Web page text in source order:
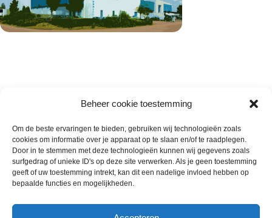
Beheer cookie toestemming
Om de beste ervaringen te bieden, gebruiken wij technologieën zoals
cookies om informatie over je apparaat op te slaan en/of te raadplegen.
Door in te stemmen met deze technologieën kunnen wij gegevens zoals
surfgedrag of unieke ID's op deze site verwerken. Als je geen toestemming
geeft of uw toestemming intrekt, kan dit een nadelige invloed hebben op
bepaalde functies en mogelijkheden.
Wie zijn wij
Contact met onze inkoop
Klantenservice
Annuleer & Retourbeleid